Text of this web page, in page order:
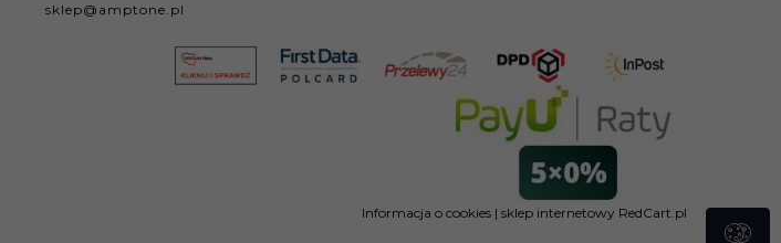
sklep@amptone.pl
Informacja o cookies | sklep internetowy RedCart.pl